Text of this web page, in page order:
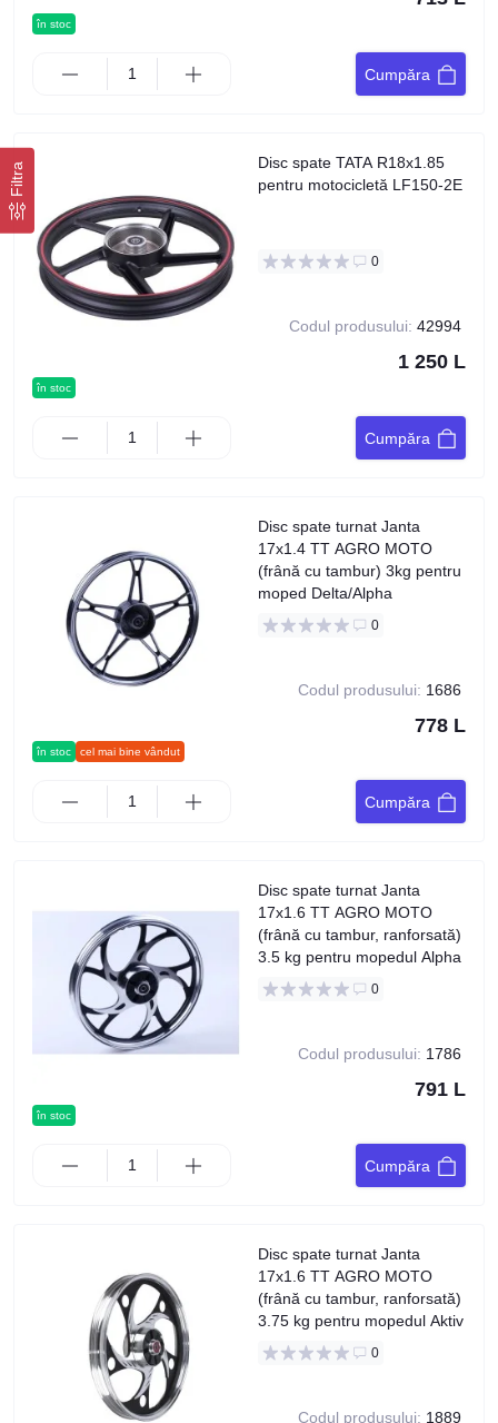
Filtra
în stoc
Cumpăra
în stoc
Disc spate TATA R18x1.85
pentru motocicletă LF150-2E
0
Codul produsului: 42994
1 250 L
Cumpăra
în stoc cel mai bine vândut
Disc spate turnat Janta
17x1.4 TT AGRO MOTO
(frână cu tambur) 3kg pentru
moped Delta/Alpha
0
Codul produsului: 1686
778 L
Cumpăra
în stoc
Disc spate turnat Janta
17x1.6 TT AGRO MOTO
(frână cu tambur, ranforsată)
3.5 kg pentru mopedul Alpha
0
Codul produsului: 1786
791 L
Cumpăra
Disc spate turnat Janta
17x1.6 TT AGRO MOTO
(frână cu tambur, ranforsată)
3.75 kg pentru mopedul Aktiv
0
Codul produsului: 1889